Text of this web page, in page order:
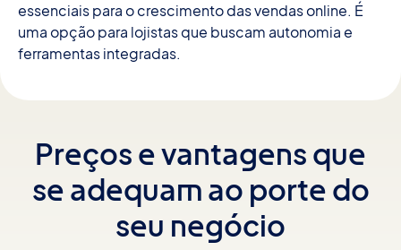
essenciais para o crescimento das vendas online. É
uma opção para lojistas que buscam autonomia e
ferramentas integradas.
Preços e vantagens que
se adequam ao porte do
seu negócio